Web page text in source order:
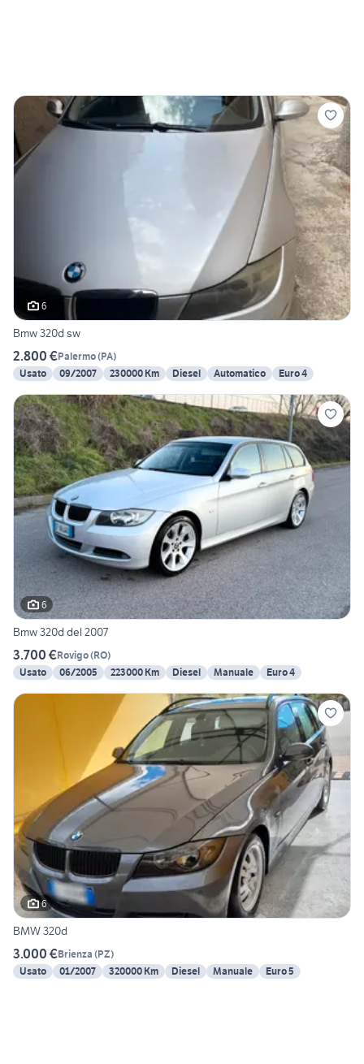
6
Bmw 320d sw
2.800 €Palermo(PA)
Usato
09/2007 230000 Km Diesel Automatico Euro 4
6
Bmw 320d del 2007
3.700 €Rovigo(RO)
Usato
06/2005 223000 Km Diesel Manuale Euro 4
6
BMW 320d
3.000 €Brienza (PZ)
Usato
01/2007 320000 Km Diesel Manuale Euro 5